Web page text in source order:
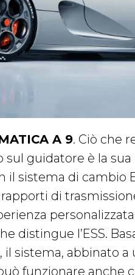
A 9. Ciò che
sul guidatore è la
il sistema di cambio
rapporti di
personalizzata
distingue l’ESS.
il sistema, abbinato
funzionare anche